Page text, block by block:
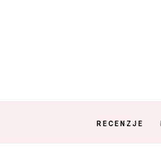
RECENZJE